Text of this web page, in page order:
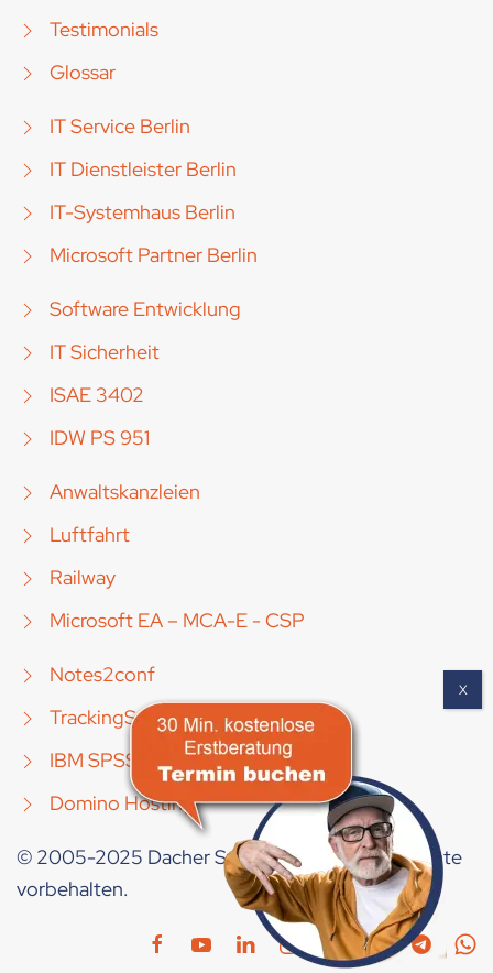
Testimonials
Glossar
IT Service Berlin
IT Dienstleister Berlin
IT-Systemhaus Berlin
Microsoft Partner Berlin
Software Entwicklung
IT Sicherheit
ISAE 3402
IDW PS 951
Anwaltskanzleien
Luftfahrt
Railway
Microsoft EA – MCA-E - CSP
Notes2conf
TrackingSuite [Mobile]
IBM SPSS
Domino Hosting
© 2005-2025 Dacher Systems GmbH. Alle Rechte
vorbehalten.